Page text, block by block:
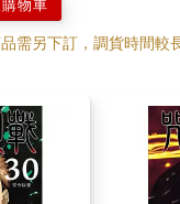
物車
需另下訂，調貨時間較